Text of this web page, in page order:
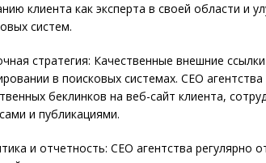
клиента как эксперта в своей области и
систем.
стратегия: Качественные внешние
в поисковых системах. СЕО
беклинков на веб-сайт клиента,
и публикациями.
и отчетность: СЕО агентства регулярно